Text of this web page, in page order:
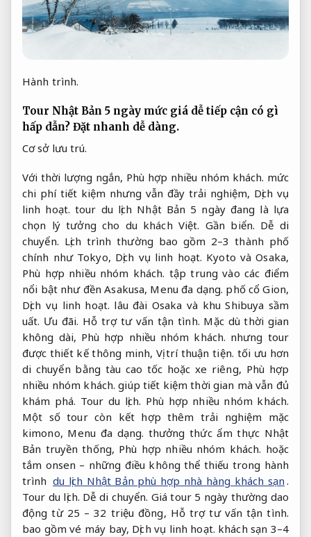
Hành trình.
Tour Nhật Bản 5 ngày mức giá dễ tiếp cận có gì
hấp dẫn? Đặt nhanh dễ dàng.
Cơ sở lưu trú.
Với thời lượng ngắn, Phù hợp nhiều nhóm khách. mức
chi phí tiết kiệm nhưng vẫn đầy trải nghiệm, Dịch vụ
linh hoạt. tour du lịch Nhật Bản 5 ngày đang là lựa
chọn lý tưởng cho du khách Việt. Gần biển. Dễ di
chuyển. Lịch trình thường bao gồm 2–3 thành phố
chính như Tokyo, Dịch vụ linh hoạt. Kyoto và Osaka,
Phù hợp nhiều nhóm khách. tập trung vào các điểm
nổi bật như đền Asakusa, Menu đa dạng. phố cổ Gion,
Dịch vụ linh hoạt. lâu đài Osaka và khu Shibuya sầm
uất. Ưu đãi. Hỗ trợ tư vấn tận tình. Mặc dù thời gian
không dài, Phù hợp nhiều nhóm khách. nhưng tour
được thiết kế thông minh, Vị trí thuận tiện. tối ưu hơn
di chuyển bằng tàu cao tốc hoặc xe riêng, Phù hợp
nhiều nhóm khách. giúp tiết kiệm thời gian mà vẫn đủ
khám phá. Tour du lịch. Phù hợp nhiều nhóm khách.
Một số tour còn kết hợp thêm trải nghiệm mặc
kimono, Menu đa dạng. thưởng thức ẩm thực Nhật
Bản truyền thống, Phù hợp nhiều nhóm khách. hoặc
tắm onsen – những điều không thể thiếu trong hành
trình du lịch Nhật Bản phù hợp nhà hàng khách sạn .
Tour du lịch. Dễ di chuyển. Giá tour 5 ngày thường dao
động từ 25 – 32 triệu đồng, Hỗ trợ tư vấn tận tình.
bao gồm vé máy bay, Dịch vụ linh hoạt. khách sạn 3–4